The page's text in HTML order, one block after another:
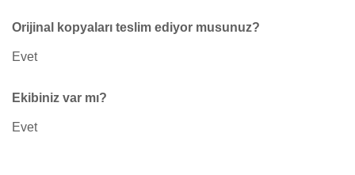
Orijinal kopyaları teslim ediyor musunuz?
Evet
Ekibiniz var mı?
Evet